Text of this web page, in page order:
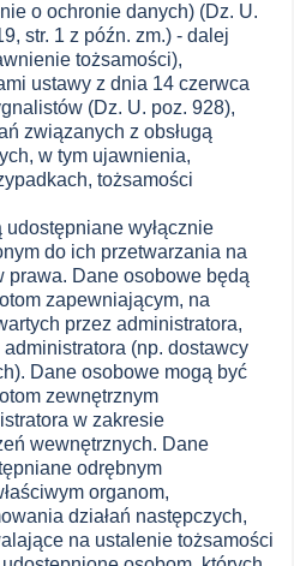
o ochronie danych) (Dz. U.
str. 1 z późn. zm.) - dalej
tożsamości),
ustawy z dnia 14 czerwca
(Dz. U. poz. 928),
związanych z obsługą
w tym ujawnienia,
tożsamości
wyłącznie
do ich przetwarzania na
prawa. Dane osobowe będą
zapewniającym, na
przez administratora,
administratora (np. dostawcy
Dane osobowe mogą być
zewnętrznym
w zakresie
wewnętrznych. Dane
odrębnym
organom,
działań następczych,
na ustalenie tożsamości